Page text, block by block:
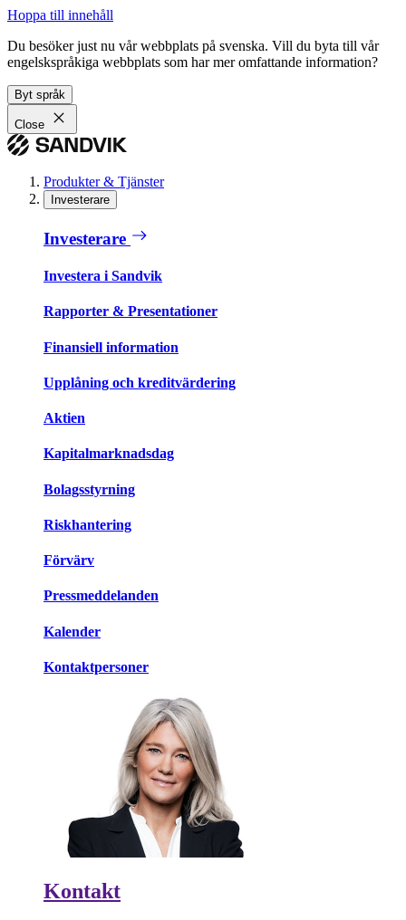
Hoppa till innehåll
Du besöker just nu vår webbplats på svenska. Vill du byta till vår
engelskspråkiga webbplats som har mer omfattande information?
Byt språk
Close
Produkter & Tjänster
Investerare
Investerare
Investera i Sandvik
Rapporter & Presentationer
Finansiell information
Upplåning och kreditvärdering
Aktien
Kapitalmarknadsdag
Bolagsstyrning
Riskhantering
Förvärv
Pressmeddelanden
Kalender
Kontaktpersoner
Kontakt